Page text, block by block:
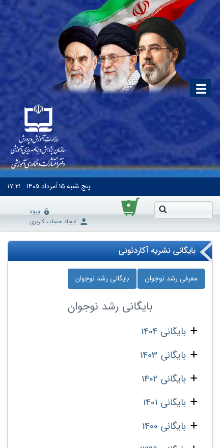
پنج شنبه۱۵ اَمرداد ۱۴۰۵ ۱۷:۲۱
۰
ورود
ایجاد حساب کاربری
بایگانی نشریه آکاردئونی
معرفی رشد نوجوان بایگانی رشد نوجوان
بایگانی رشد نوجوان
بایگانی 1404
بایگانی 1403
بایگانی 1402
بایگانی 1401
بایگانی 1400